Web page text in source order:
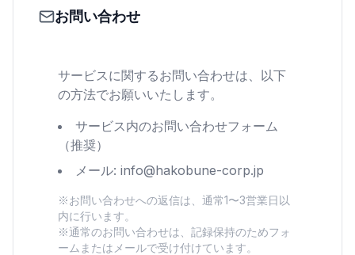
お問い合わせ
サービスに関するお問い合わせは、以下
の方法でお願いいたします。
サービス内のお問い合わせフォーム
（推奨）
メール: info@hakobune-corp.jp
※お問い合わせへの返信は、通常1〜3営業日以
内に行います。
※通常のお問い合わせは、記録保持のためフォ
ームまたはメールで受け付けています。